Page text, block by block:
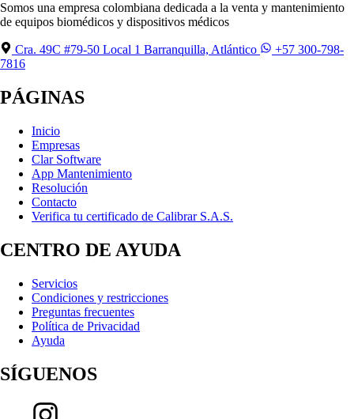
Somos una empresa colombiana dedicada a la venta y mantenimiento
de equipos biomédicos y dispositivos médicos
Cra. 49C #79-50 Local 1 Barranquilla, Atlántico
+57 300-798-
7816
PÁGINAS
Inicio
Empresas
Clar Software
App Mantenimiento
Resolución
Contacto
Verifica tu certificado de Calibrar S.A.S.
CENTRO DE AYUDA
Servicios
Condiciones y restricciones
Preguntas frecuentes
Política de Privacidad
Ayuda
SÍGUENOS